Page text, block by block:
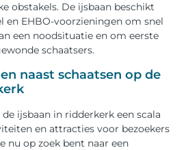
obstakels. De ijsbaan beschikt
en EHBO-voorzieningen om snel
een noodsituatie en om eerste
schaatsers.
naast schaatsen op de
ijsbaan in ridderkerk een scala
en attracties voor bezoekers
nu op zoek bent naar een